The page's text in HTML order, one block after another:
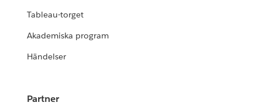
Tableau-torget
Akademiska program
Händelser
Partner